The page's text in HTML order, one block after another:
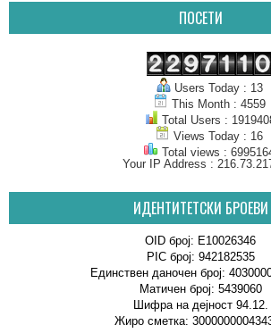
ПОСЕТИ
Users Today : 13
This Month : 4559
Total Users :
Views Today : 16
Total views :
Your IP Address :
ИДЕНТИТЕТСКИ БРОЕВИ
OID број: E10026346
PIC број: 942182535
Единствен даночен број:
Матичен број: 5439060
Шифра на дејност 94.12.
Жиро сметка: